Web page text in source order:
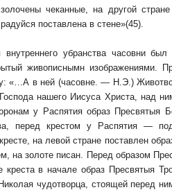
чеканные, на другой
поставлена в стене»(45).
убранства часовни
живописнымн изображениями.
«…А в ней (часовне. — Н.Э.)
нашего Иисуса Христа, над
у Распятия образ Пресвятыя
перед крестом у Распятия —
на левой стране поставлен
на золоте писан. Перед образом
креста в начале образ Пресвятыя
чудотворца, стоящей перед